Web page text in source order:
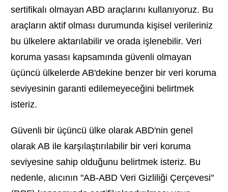
sertifikalı olmayan ABD araçlarını kullanıyoruz. Bu
araçların aktif olması durumunda kişisel verileriniz
bu ülkelere aktarılabilir ve orada işlenebilir. Veri
koruma yasası kapsamında güvenli olmayan
üçüncü ülkelerde AB'dekine benzer bir veri koruma
seviyesinin garanti edilemeyeceğini belirtmek
isteriz.
Güvenli bir üçüncü ülke olarak ABD'nin genel
olarak AB ile karşılaştırılabilir bir veri koruma
seviyesine sahip olduğunu belirtmek isteriz. Bu
nedenle, alıcının "AB-ABD Veri Gizliliği Çerçevesi"